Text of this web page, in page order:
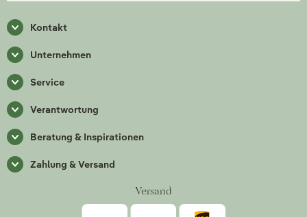
Kontakt
Unternehmen
Service
Verantwortung
Beratung & Inspirationen
Zahlung & Versand
Versand